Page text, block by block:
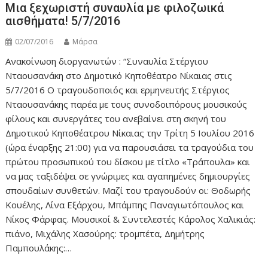
Μια ξεχωριστή συναυλία με φιλοζωικά
αισθήματα! 5/7/2016
02/07/2016 Μάρσα
Ανακοίνωση διοργανωτών : “Συναυλία Στέργιου
Νταουσανάκη στο Δημοτικό Κηποθέατρο Νίκαιας στις
5/7/2016 O τραγουδοποιός και ερμηνευτής Στέργιος
Νταουσανάκης παρέα με τους συνοδοιπόρους μουσικούς
φίλους και συνεργάτες του ανεβαίνει στη σκηνή του
Δημοτικού Κηποθέατρου Νίκαιας την Τρίτη 5 Ιουλίου 2016
(ώρα έναρξης 21:00) για να παρουσιάσει τα τραγούδια του
πρώτου προσωπικού του δίσκου με τίτλο «Τράπουλα» και
να μας ταξιδέψει σε γνώριμες και αγαπημένες δημιουργίες
σπουδαίων συνθετών. Μαζί του τραγουδούν οι: Θοδωρής
Κουέλης, Λίνα Εξάρχου, Μπάμπης Παναγιωτόπουλος και
Νίκος Φάρφας. Μουσικοί & Συντελεστές Κάρολος Χαλικιάς:
πιάνο, Μιχάλης Χασούρης: τρομπέτα, Δημήτρης
Παμπουλάκης:…